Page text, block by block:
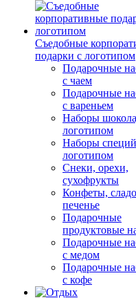
Съедобные
подарки с логотипом
Подарочные
с чаем
Подарочные
с вареньем
Наборы
логотипом
Наборы
логотипом
Снеки, орехи,
сухофрукты
Конфеты,
печенье
Подарочные
продуктовые
Подарочные
с медом
Подарочные
с кофе